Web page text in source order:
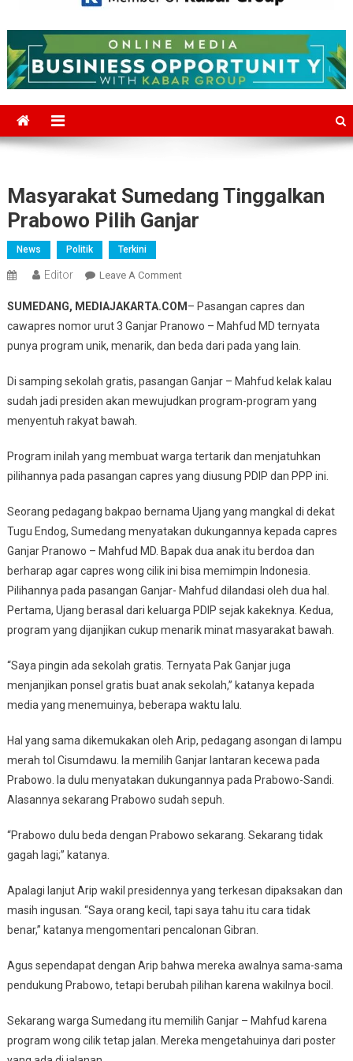
Mediajakarta.com
Masyarakat Sumedang Tinggalkan
Prabowo Pilih Ganjar
News Politik Terkini
Editor Leave A CommentOn
Sumedang
Tinggalkan
Prabowo
Ganjar
SUMEDANG, MEDIAJAKARTA.COM – Pasangan capres dan
cawapres nomor urut 3 Ganjar Pranowo – Mahfud MD ternyata
punya program unik, menarik, dan beda dari pada yang lain.
Di samping sekolah gratis, pasangan Ganjar – Mahfud kelak kalau
sudah jadi presiden akan mewujudkan program-program yang
menyentuh rakyat bawah.
Program inilah yang membuat warga tertarik dan menjatuhkan
pilihannya pada pasangan capres yang diusung PDIP dan PPP ini.
Seorang pedagang bakpao bernama Ujang yang mangkal di dekat
Tugu Endog, Sumedang menyatakan dukungannya kepada capres
Ganjar Pranowo – Mahfud MD. Bapak dua anak itu berdoa dan
berharap agar capres wong cilik ini bisa memimpin Indonesia.
Pilihannya pada pasangan Ganjar- Mahfud dilandasi oleh dua hal.
Pertama, Ujang berasal dari keluarga PDIP sejak kakeknya. Kedua,
program yang dijanjikan cukup menarik minat masyarakat bawah.
“Saya pingin ada sekolah gratis. Ternyata Pak Ganjar juga
menjanjikan ponsel gratis buat anak sekolah,” katanya kepada
media yang menemuinya, beberapa waktu lalu.
Hal yang sama dikemukakan oleh Arip, pedagang asongan di lampu
merah tol Cisumdawu. Ia memilih Ganjar lantaran kecewa pada
Prabowo. Ia dulu menyatakan dukungannya pada Prabowo-Sandi.
Alasannya sekarang Prabowo sudah sepuh.
“Prabowo dulu beda dengan Prabowo sekarang. Sekarang tidak
gagah lagi;” katanya.
Apalagi lanjut Arip wakil presidennya yang terkesan dipaksakan dan
masih ingusan. “Saya orang kecil, tapi saya tahu itu cara tidak
benar,” katanya mengomentari pencalonan Gibran.
Agus sependapat dengan Arip bahwa mereka awalnya sama-sama
pendukung Prabowo, tetapi berubah pilihan karena wakilnya bocil.
Sekarang warga Sumedang itu memilih Ganjar – Mahfud karena
program wong cilik tetap jalan. Mereka mengetahuinya dari poster